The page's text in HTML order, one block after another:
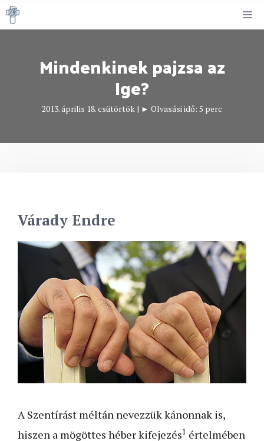
Kilépés
a
Mindenkinek pajzsa az
Ige?
2013. április 18. csütörtök | ► Olvasási idő: 5 perc
Várady Endre
A Szentírást méltán nevezzük kánonnak is,
hiszen a mögöttes héber kifejezés1 értelmében